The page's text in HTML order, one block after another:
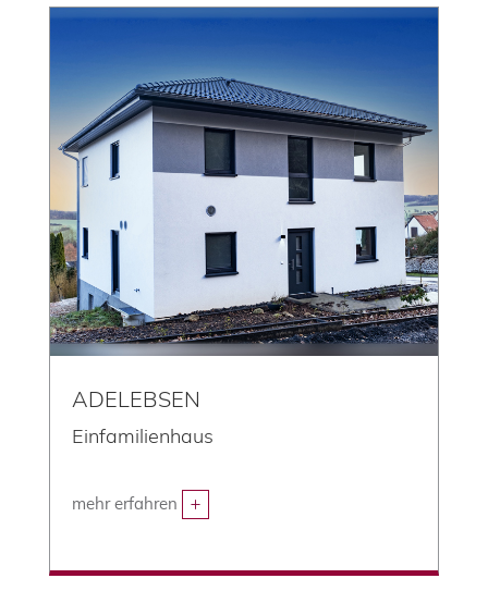
ADELEBSEN
Einfamilienhaus
mehr erfahren